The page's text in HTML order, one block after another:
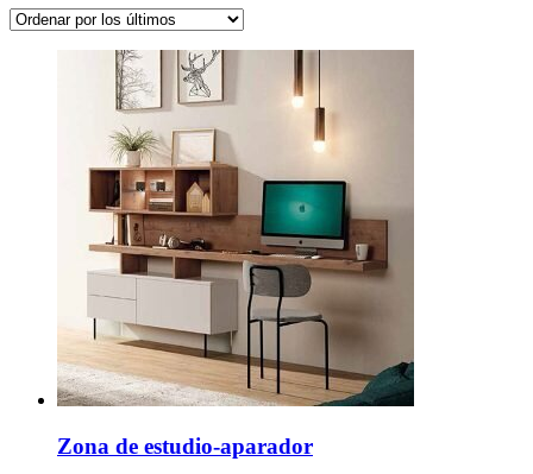
los
Zona de estudio-aparador